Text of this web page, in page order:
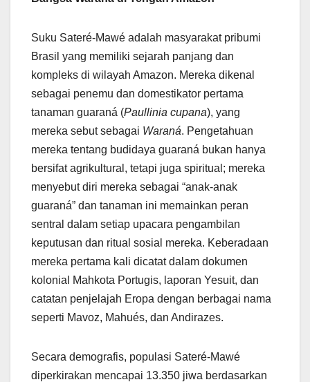
Suku Sateré-Mawé adalah masyarakat pribumi
Brasil yang memiliki sejarah panjang dan
kompleks di wilayah Amazon. Mereka dikenal
sebagai penemu dan domestikator pertama
tanaman guaraná (Paullinia cupana), yang
mereka sebut sebagai Waraná. Pengetahuan
mereka tentang budidaya guaraná bukan hanya
bersifat agrikultural, tetapi juga spiritual; mereka
menyebut diri mereka sebagai “anak-anak
guaraná” dan tanaman ini memainkan peran
sentral dalam setiap upacara pengambilan
keputusan dan ritual sosial mereka. Keberadaan
mereka pertama kali dicatat dalam dokumen
kolonial Mahkota Portugis, laporan Yesuit, dan
catatan penjelajah Eropa dengan berbagai nama
seperti Mavoz, Mahués, dan Andirazes.
Secara demografis, populasi Sateré-Mawé
diperkirakan mencapai 13.350 jiwa berdasarkan